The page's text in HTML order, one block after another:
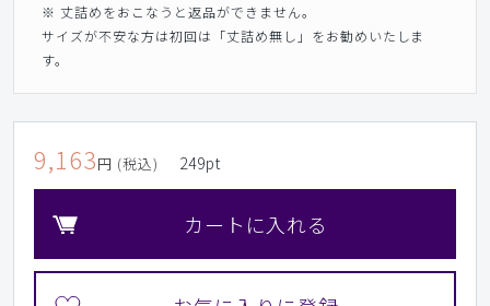
※ 丈詰めをおこなうと返品ができません。
サイズが不安な方は初回は「丈詰め無し」をお勧めいたしま
す。
9,163円 (税込) 249pt
カートに入れる